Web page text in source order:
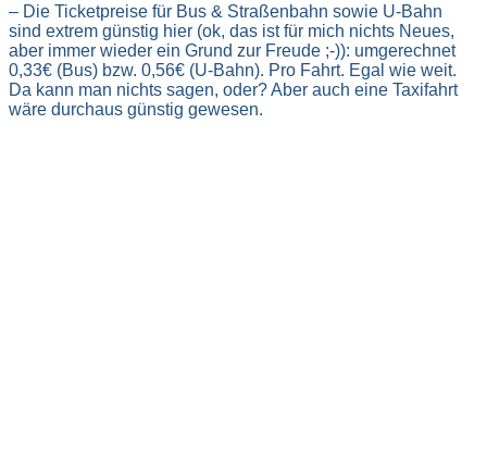
– Die Ticketpreise für Bus & Straßenbahn sowie U-Bahn
sind extrem günstig hier (ok, das ist für mich nichts Neues,
aber immer wieder ein Grund zur Freude ;-)): umgerechnet
0,33€ (Bus) bzw. 0,56€ (U-Bahn). Pro Fahrt. Egal wie weit.
Da kann man nichts sagen, oder? Aber auch eine Taxifahrt
wäre durchaus günstig gewesen.